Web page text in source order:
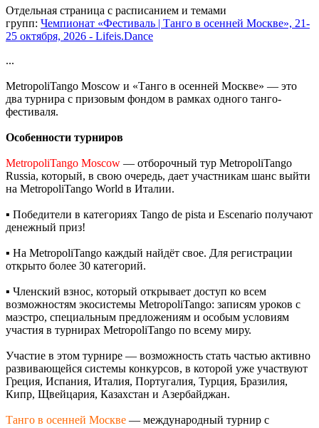
Отдельная страница с расписанием и темами
групп: Чемпионат «Фестиваль | Танго в осенней Москве», 21-
25 октября, 2026 - Lifeis.Dance
...
MetropoliTango Moscow и «Танго в осенней Москве» — это
два турнира с призовым фондом в рамках одного танго-
фестиваля.
Особенности турниров
MetropoliTango Moscow — отборочный тур MetropoliTango
Russia, который, в свою очередь, дает участникам шанс выйти
на MetropoliTango World в Италии.
▪️ Победители в категориях Tango de pista и Escenario получают
денежный приз!
▪️ На MetropoliTango каждый найдёт свое. Для регистрации
открыто более 30 категорий.
▪️ Членский взнос, который открывает доступ ко всем
возможностям экосистемы MetropoliTango: записям уроков с
маэстро, специальным предложениям и особым условиям
участия в турнирах MetropoliTango по всему миру.
Участие в этом турнире — возможность стать частью активно
развивающейся системы конкурсов, в которой уже участвуют
Греция, Испания, Италия, Португалия, Турция, Бразилия,
Кипр, Щвейцария, Казахстан и Азербайджан.
Танго в осенней Москве — международный турнир с